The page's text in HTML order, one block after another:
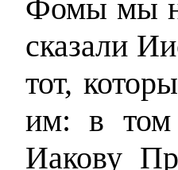
Фомы мы
сказали
тот,
им: в том
Иакову